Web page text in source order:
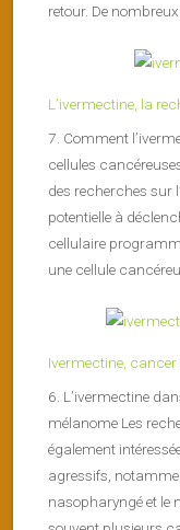
retour. De nombreux
L’ivermectine, la
7. Comment
cellules
des recherches sur
potentielle à
cellulaire
une cellule
Ivermectine,
6. L’ivermectine
mélanome Les
également
agressifs,
nasopharyngé et le